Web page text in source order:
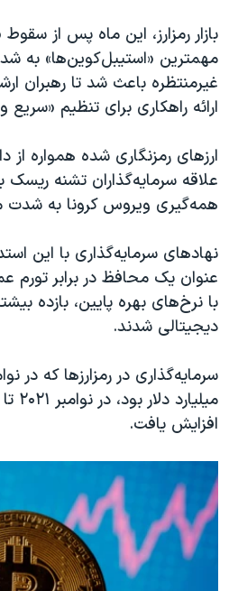
اعتراضات مردمی آبان ۹۸
اسرائیل در جنگ
نرگس محمدی برنده جایزه نوبل صلح
صفحه‌های ویژه
سفر پرزیدنت ترامپ به چین
بازار رمزارز، این ماه پس از
مهمترین «استیبل‌کوین‌ها» به
غیرمنتظره باعث شد تا رهبران
ارائه راهکاری برای تنظیم
ارزهای رمزنگاری شده همواره
علاقه سرمایه‌گذاران تشنه ریسک
همه‌گیری ویروس کرونا به شدت
نهادهای سرمایه‌گذاری با این
عنوان یک محافظ در برابر تورم
با نرخ‌های بهره پایین، بازده
دیجیتالی شدند.
افزایش یافت.